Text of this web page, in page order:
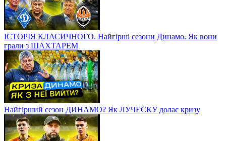
ІСТОРІЯ КЛАСИЧНОГО. Найгірші сезони Динамо. Як вони
грали з ШАХТАРЕМ
Найгірший сезон ДИНАМО? Як ЛУЧЕСКУ долає кризу